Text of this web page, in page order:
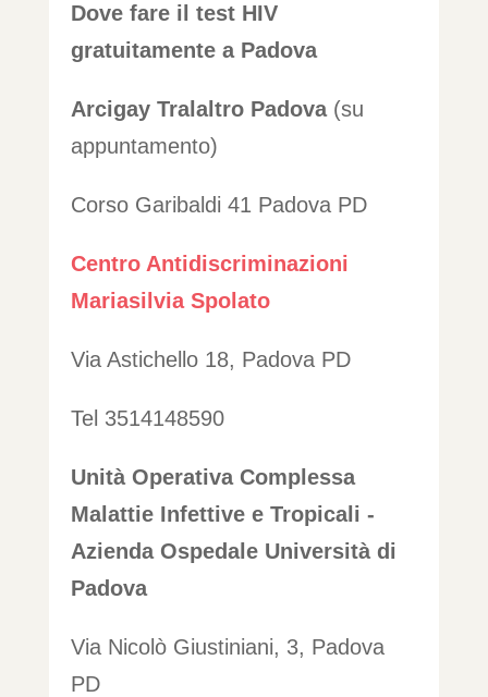
Dove fare il testHIV
gratuitamente a Padova
Arcigay Tralaltro Padova (su
appuntamento)
Corso Garibaldi 41 Padova PD
Centro Antidiscriminazioni
Mariasilvia Spolato
Via Astichello 18, Padova PD
Tel 3514148590
Unità Operativa Complessa
Malattie Infettive e Tropicali -
Azienda Ospedale Università di
Padova
Via Nicolò Giustiniani, 3, Padova
PD